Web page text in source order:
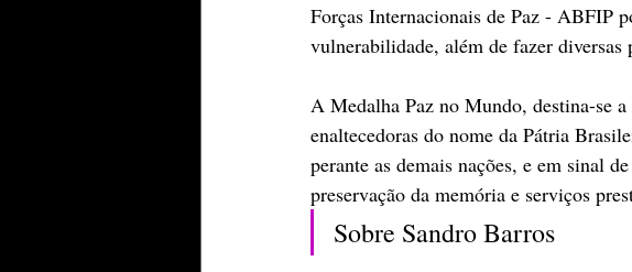
Forças Internacionais de Paz - ABFIP
vulnerabilidade, além de fazer diversas
A Medalha Paz no Mundo, destina-se
enaltecedoras do nome da Pátria
perante as demais nações, e em sinal
preservação da memória e serviços
Sobre Sandro Barros